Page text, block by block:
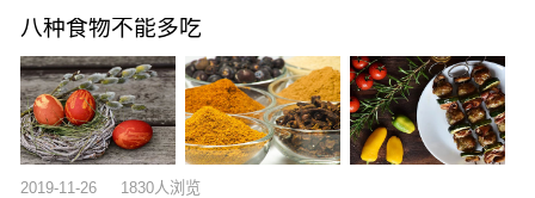
八种食物不能多吃
2019-11-26 1830人浏览